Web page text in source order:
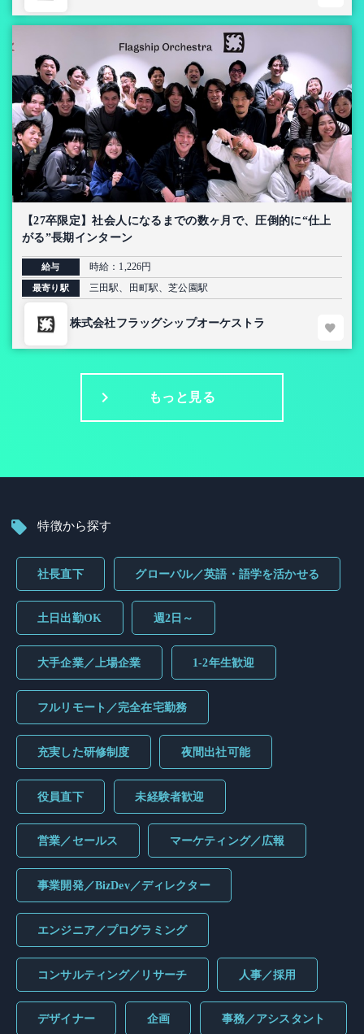
【27卒限定】社会人になるまでの数ヶ月で、圧倒的に“仕上
がる”長期インターン
給与 時給：1,226円
最寄り駅 三田駅、田町駅、芝公園駅
株式会社フラッグシップオーケストラ
もっと見る
特徴から探す
社長直下 グローバル／英語・語学を活かせる
土日出勤OK 週2日～
大手企業／上場企業 1-2年生歓迎
フルリモート／完全在宅勤務
充実した研修制度 夜間出社可能
役員直下 未経験者歓迎
営業／セールス マーケティング／広報
事業開発／BizDev／ディレクター
エンジニア／プログラミング
コンサルティング／リサーチ 人事／採用
デザイナー 企画 事務／アシスタント